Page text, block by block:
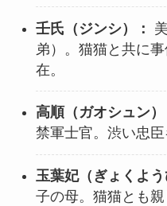
壬氏（ジンシ）：
弟）。猫猫と共に
在。
高順（ガオシュン）
禁軍士官。渋い忠臣
玉葉妃（ぎょくよう
子の母。猫猫とも親